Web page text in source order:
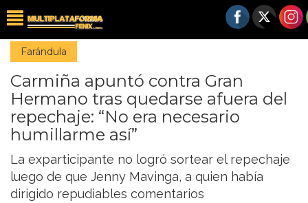
Farándula
Carmiña apuntó contra Gran
Hermano tras quedarse afuera del
repechaje: “No era necesario
humillarme así”
La exparticipante no logró sortear el repechaje
luego de que Jenny Mavinga, a quien había
dirigido repudiables comentarios